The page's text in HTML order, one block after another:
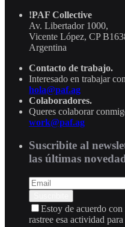
!PAF Collective
Av. Libertador 1000,
Vicente López, CP
Argentina
Contacto de trabajo.
Interesado en trabajar
hola@paf.ag
Colaboradores.
Queres colaborar
work@paf.ag
Suscribite al
las últimas
Estoy de acuerdo
rastree esa actividad